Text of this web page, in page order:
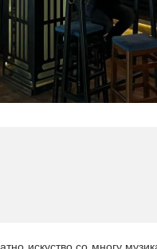
искуство со многу